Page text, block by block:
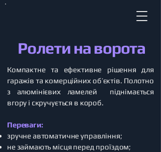
Ролети на ворота
Компактне та ефективне рішення для
гаражів та комерційних об’єктів. Полотно
з алюмінієвих ламелей піднімається
вгору і скручується в короб.
Переваги:
зручне автоматичне управління;
не займають місця перед проїздом;